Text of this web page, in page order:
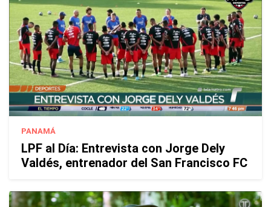
PANAMÁ
LPF al Día: Entrevista con Jorge Dely
Valdés, entrenador del San Francisco FC